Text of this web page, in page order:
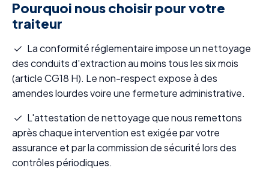
Pourquoi nous choisir pour votre
traiteur
La conformité réglementaire impose un nettoyage
des conduits d'extraction au moins tous les six mois
(article CG18 H). Le non-respect expose à des
amendes lourdes voire une fermeture administrative.
L'attestation de nettoyage que nous remettons
après chaque intervention est exigée par votre
assurance et par la commission de sécurité lors des
contrôles périodiques.